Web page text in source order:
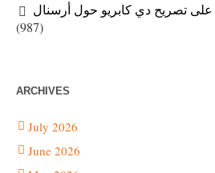
تصريح دي كابريو حول أرسنال
(987)
ARCHIVES
July 2026
June 2026